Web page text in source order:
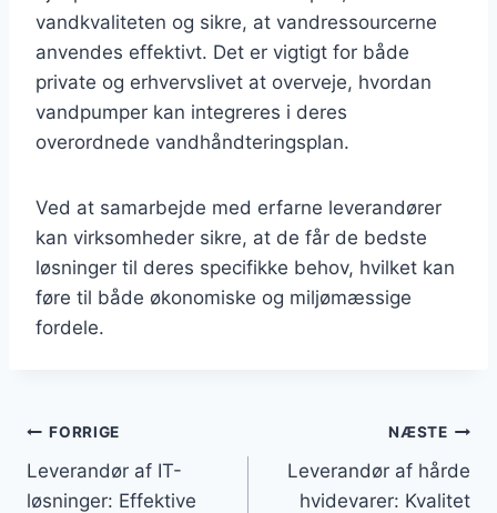
vandkvaliteten og sikre, at vandressourcerne
anvendes effektivt. Det er vigtigt for både
private og erhvervslivet at overveje, hvordan
vandpumper kan integreres i deres
overordnede vandhåndteringsplan.
Ved at samarbejde med erfarne leverandører
kan virksomheder sikre, at de får de bedste
løsninger til deres specifikke behov, hvilket kan
føre til både økonomiske og miljømæssige
fordele.
Indlægsnavigation
FORRIGE
Leverandør af IT-
løsninger: Effektive
NÆSTE
Leverandør af hårde
hvidevarer: Kvalitet